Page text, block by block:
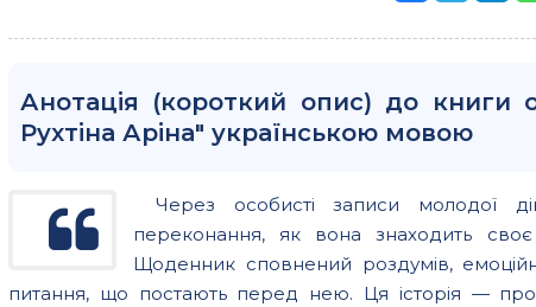
Анотація (короткий опис) до книги
Рухтіна Аріна" українською мовою
Через особисті записи молодої
переконання, як вона знаходить
Щоденник сповнений роздумів,
питання, що постають перед нею. Ця історія — про